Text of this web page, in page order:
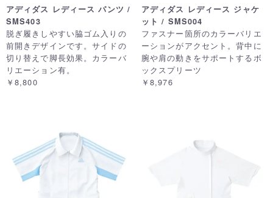
アディダス レディース パンツ /
SMS403
脱ぎ履きしやすい脇ゴム入りの
前開きデザインです。サイドの
切り替えで脚長効果。カラーバ
リエーション有。
￥8,800
アディダス レディース ジャケ
ット / SMS004
ファスナー箇所のカラーバリエ
ーションがアクセント。背中に
腕や肩の動きをサポートするボ
ックスプリーツ
￥8,976